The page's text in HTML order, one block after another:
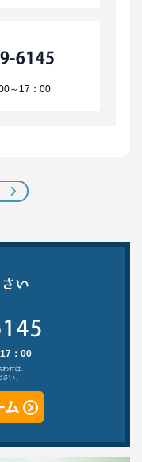
～17：00
：00
せは、
い。